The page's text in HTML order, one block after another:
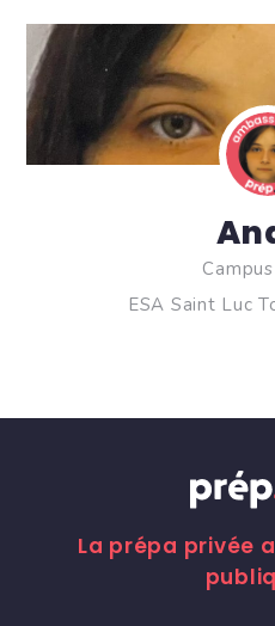
ESA Saint Luc
La prépa privée